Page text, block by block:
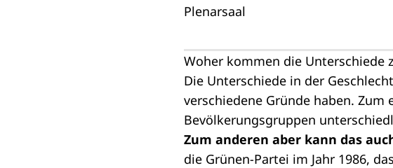
Woher kommen die Unterschiede
Die Unterschiede in der
verschiedene Gründe haben. Zum
Bevölkerungsgruppen
Zum anderen aber kann das
die Grünen-Partei im Jahr 1986,